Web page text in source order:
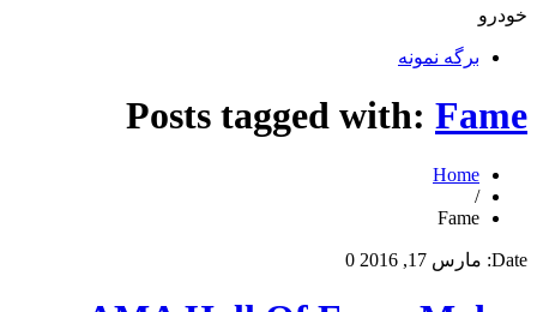
خودرو
برگه نمونه
Posts tagged with: Fame
Home
/
Fame
Date: مارس 17, 2016 0